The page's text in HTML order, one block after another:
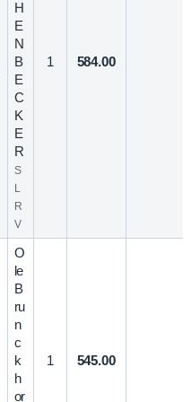
H
E
N
B
E
C
K
E
R
S
L
R
V
1 584.00
O
le
B
ru
n
c
k
h
or
1 545.00